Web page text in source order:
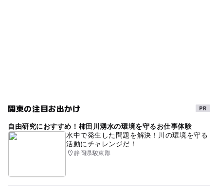
関東の注目お出かけ
自由研究におすすめ！柿田川湧水の環境を守るお仕事体験
水中で発生した問題を解決！川の環境を守る
活動にチャレンジだ！
静岡県駿東郡